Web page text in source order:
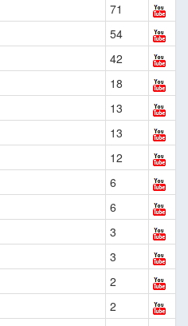
71
54
42
18
13
13
12
6
6
3
3
2
2